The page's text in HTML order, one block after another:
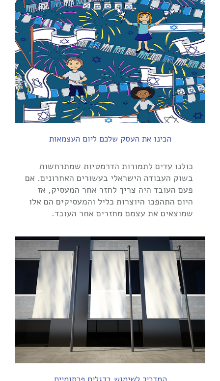
הכינו את העסק שלכם ליום העצמאות
כולנו עדים לתמורות הדרמטיות שמתרחשות
בשוק העבודה הישראלי בעשורים האחרונים. אם
פעם העובד היה צריך לחזר אחר המעסיק, אז
היום התהפכו היוצרות כליל והמעסיקים הם אלו
שמוצאים את עצמם מחזרים אחר העובד.